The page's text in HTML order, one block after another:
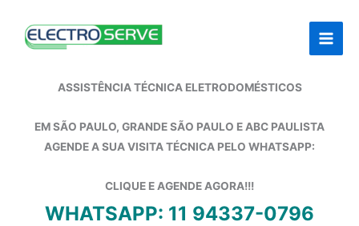
ASSISTÊNCIA TÉCNICA ELETRODOMÉSTICOS
EM SÃO PAULO, GRANDE SÃO PAULO E ABC PAULISTA
AGENDE A SUA VISITA TÉCNICA PELO WHATSAPP:
CLIQUE E AGENDE AGORA!!!
WHATSAPP: 11 94337-0796